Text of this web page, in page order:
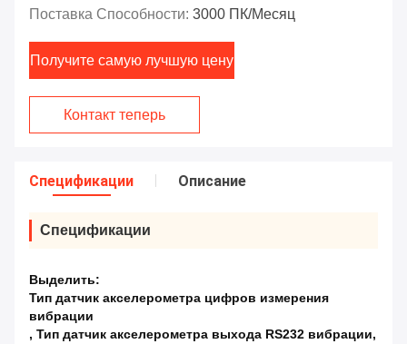
Поставка Способности: 3000 ПК/месяц
Получите самую лучшую цену
Контакт теперь
Спецификации Описание
Спецификации
Выделить:
Тип датчик акселерометра цифров измерения
вибрации
, Тип датчик акселерометра выхода RS232 вибрации,